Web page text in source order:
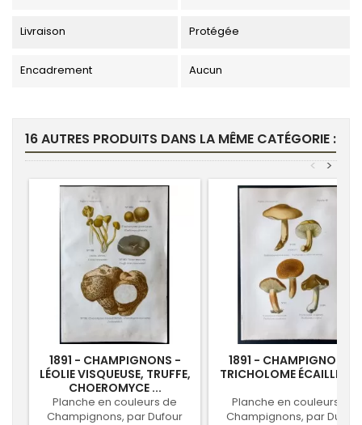
Livraison Protégée
Encadrement Aucun
16 AUTRES PRODUITS DANS LA MÊME CATÉGORIE :
>
<
1891 - CHAMPIGNONS -
LÉOLIE VISQUEUSE, TRUFFE,
CHOEROMYCE ...
Planche en couleurs de
Champignons, par Dufour
1891 - CHAMPIGNONS -
TRICHOLOME ÉCAILLEUX
Planche en couleurs de
Champignons, par Dufour